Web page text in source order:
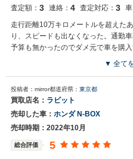
査定額： 3 連絡： 4 査定対応： 3
走行距離10万キロメートルを超えた
り、スピードも出なくなった。通勤
予算も無かったのでダメ元で車を購
▼ 全て
投稿者：mirror都道府県： 東京都
買取店名： ラビット
売却した車： ホンダ N-BOX
売却時期：2022年10月
総合評価 5